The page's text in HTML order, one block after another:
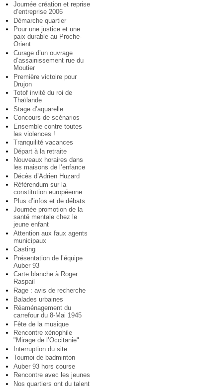
Journée création et reprise
d’entreprise 2006
Démarche quartier
Pour une justice et une
paix durable au Proche-
Orient
Curage d’un ouvrage
d’assainissement rue du
Moutier
Première victoire pour
Drujon
Totof invité du roi de
Thaïlande
Stage d’aquarelle
Concours de scénarios
Ensemble contre toutes
les violences !
Tranquilité vacances
Départ à la retraite
Nouveaux horaires dans
les maisons de l’enfance
Décès d’Adrien Huzard
Référendum sur la
constitution européenne
Plus d’infos et de débats
Journée promotion de la
santé mentale chez le
jeune enfant
Attention aux faux agents
municipaux
Casting
Présentation de l’équipe
Auber 93
Carte blanche à Roger
Raspail
Rage : avis de recherche
Balades urbaines
Réaménagement du
carrefour du 8-Mai 1945
Fête de la musique
Rencontre xénophile
"Mirage de l’Occitanie"
Interruption du site
Tournoi de badminton
Auber 93 hors course
Rencontre avec les jeunes
Nos quartiers ont du talent